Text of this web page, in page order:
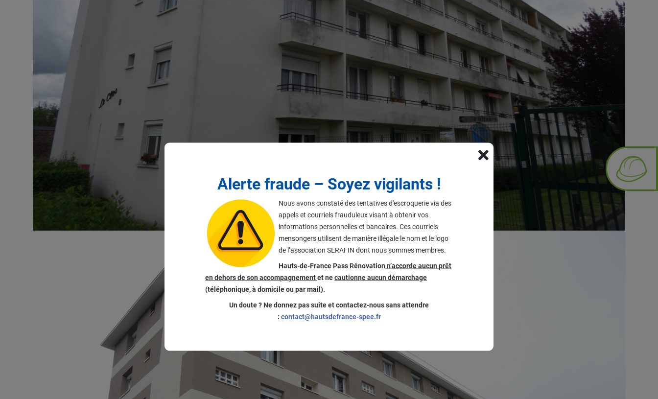
Alerte fraude – Soyez vigilants !
Nous avons constaté des tentatives d'escroquerie via des
appels et courriels frauduleux visant à obtenir vos
informations personnelles et bancaires. Ces courriels
mensongers utilisent de manière illégale le nom et le logo
de l’association SERAFIN dont nous sommes membres.
Hauts-de-France Pass Rénovation n’accorde aucun prêt
en dehors de son accompagnementet necautionne aucun démarchage
(téléphonique, à domicile ou par mail).
Un doute ? Ne donnez pas suite et contactez-nous sans attendre
: contact@hautsdefrance-spee.fr